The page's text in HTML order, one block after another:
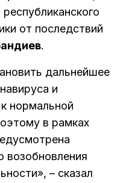
от последствий
.
дальнейшее
и
нормальной
в рамках
возобновления
– сказал